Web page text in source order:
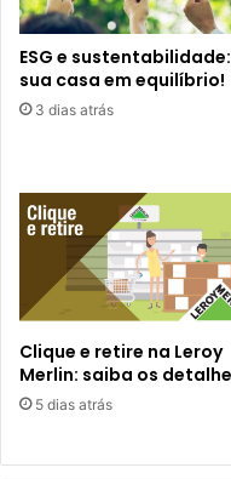
ESG e sustentabilidade:
sua casa em equilíbrio!
3 dias atrás
Clique e retire na Leroy
Merlin: saiba os
5 dias atrás